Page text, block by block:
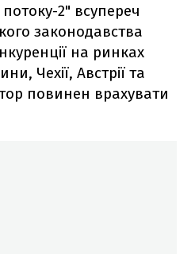
2" всупереч
законодавства
на ринках
Чехії, Австрії та
повинен врахувати